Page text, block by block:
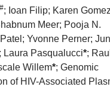
#; Ioan Filip; Karen
Meer; Pooja N.
Yvonne Perner;
Laura Pasqualucci*; Raul
Willem*; Genomic
of HIV-Associated